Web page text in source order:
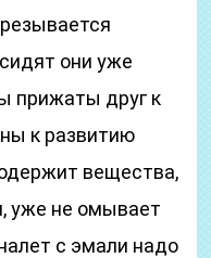
они уже
прижаты друг к
к развитию
вещества,
уже не омывает
с эмали надо